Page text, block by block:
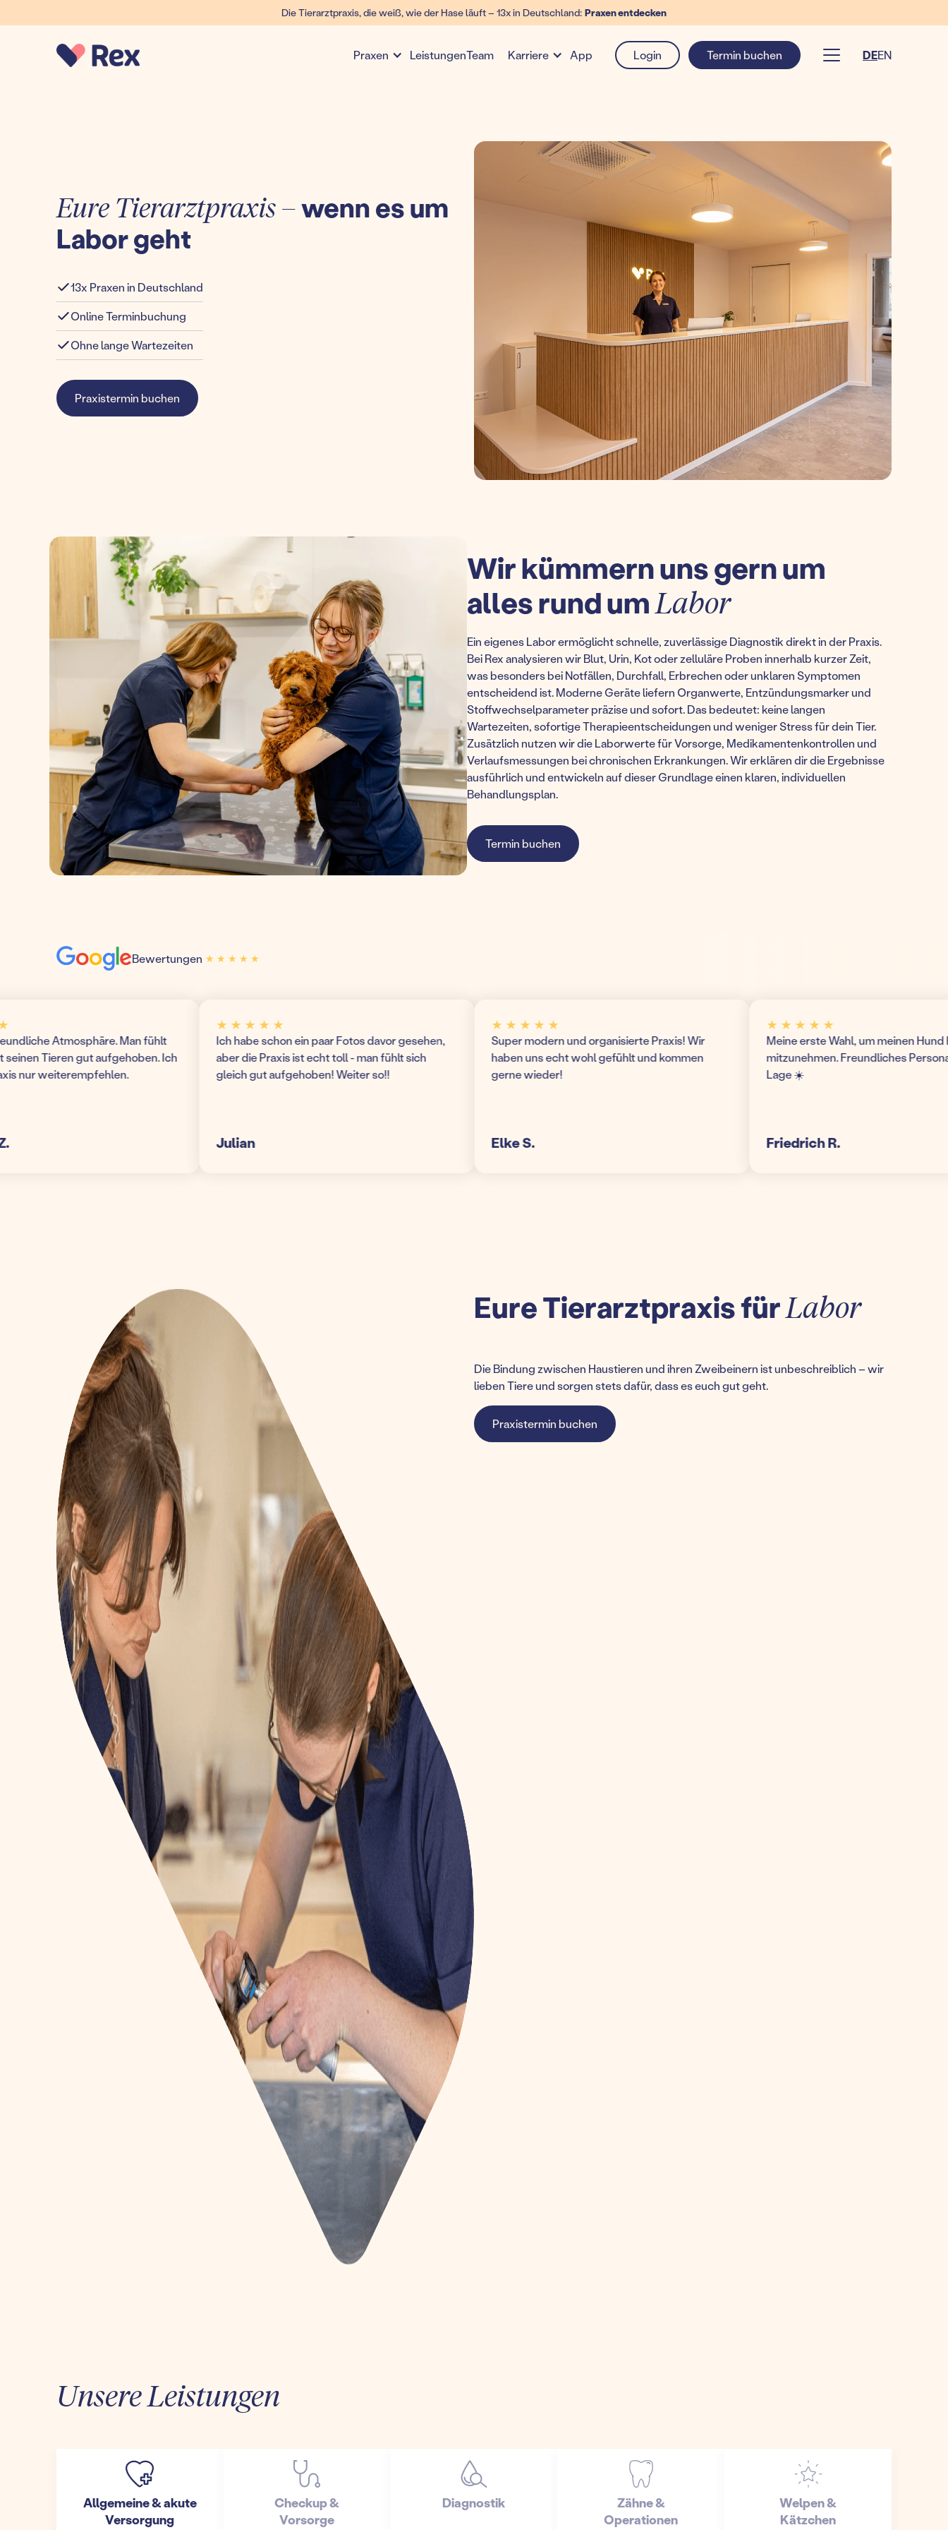
Die Tierarztpraxis, die weiß, wie der Hase läuft – 13x in Deutschland: Praxen entdecken
Praxen LeistungenTeam Karriere App Login Termin buchen DEEN
Eure Tierarztpraxis –wenn es um
Labor geht
13x Praxen in Deutschland
Online Terminbuchung
Ohne lange Wartezeiten
Praxistermin buchen
Wir kümmern uns gern um
alles rund um Labor
Ein eigenes Labor ermöglicht schnelle, zuverlässige Diagnostik direkt in der Praxis.
Bei Rex analysieren wir Blut, Urin, Kot oder zelluläre Proben innerhalb kurzer Zeit,
was besonders bei Notfällen, Durchfall, Erbrechen oder unklaren Symptomen
entscheidend ist. Moderne Geräte liefern Organwerte, Entzündungsmarker und
Stoffwechselparameter präzise und sofort. Das bedeutet: keine langen
Wartezeiten, sofortige Therapieentscheidungen und weniger Stress für dein Tier.
Zusätzlich nutzen wir die Laborwerte für Vorsorge, Medikamentenkontrollen und
Verlaufsmessungen bei chronischen Erkrankungen. Wir erklären dir die Ergebnisse
ausführlich und entwickeln auf dieser Grundlage einen klaren, individuellen
Behandlungsplan.
Termin buchen
Bewertungen ★ ★ ★ ★ ★
★ ★ ★ ★ ★
Atmosphäre. Man fühlt
Tieren gut aufgehoben. Ich
nur weiterempfehlen.
★ ★ ★ ★ ★
Ich habe schon ein paar Fotos davor gesehen,
aber die Praxis ist echt toll - man fühlt sich
gleich gut aufgehoben! Weiter so!!
Julian
★ ★ ★ ★ ★
Super modern und organisierte Praxis! Wir
haben uns echt wohl gefühlt und kommen
gerne wieder!
Elke S.
★ ★ ★ ★ ★
Meine erste Wahl, um meinen Hund
mitzunehmen. Freundliches Personal
Lage ☀️
Friedrich R.
Eure Tierarztpraxis fürLabor
Die Bindung zwischen Haustieren und ihren Zweibeinern ist unbeschreiblich – wir
lieben Tiere und sorgen stets dafür, dass es euch gut geht.
Praxistermin buchen
Unsere Leistungen
Allgemeine & akute
Versorgung
Checkup &
Vorsorge
Diagnostik
Zähne &
Operationen
Welpen &
Kätzchen